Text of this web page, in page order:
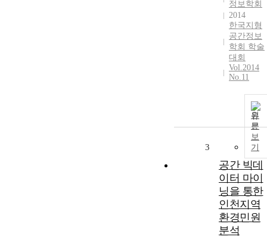
정보학회
2014
한국지형
공간정보
학회 학술
대회
Vol.2014
No.11
원
문
보
기
3
공간 빅데
이터 마이
닝을 통한
인천지역
환경민원
분석